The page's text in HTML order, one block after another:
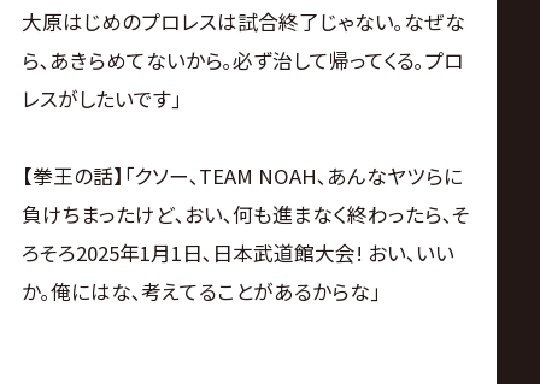
大原はじめのプロレスは試合終了じゃない｡なぜな
ら､あきらめてないから｡必ず治して帰ってくる｡プロ
レスがしたいです｣
【拳王の話】｢クソー､TEAM NOAH､あんなヤツらに
負けちまったけど､おい､何も進まなく終わったら､そ
ろそろ2025年1月1日､日本武道館大会! おい､いい
か｡俺にはな､考えてることがあるからな｣